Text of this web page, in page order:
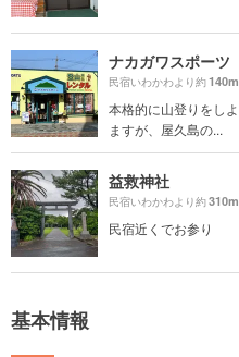
ナカガワスポーツ
民宿いわかわより約140m
本格的に山登りをし
ますが、屋久島の...
益救神社
民宿いわかわより約310m
民宿近くでお参り
基本情報